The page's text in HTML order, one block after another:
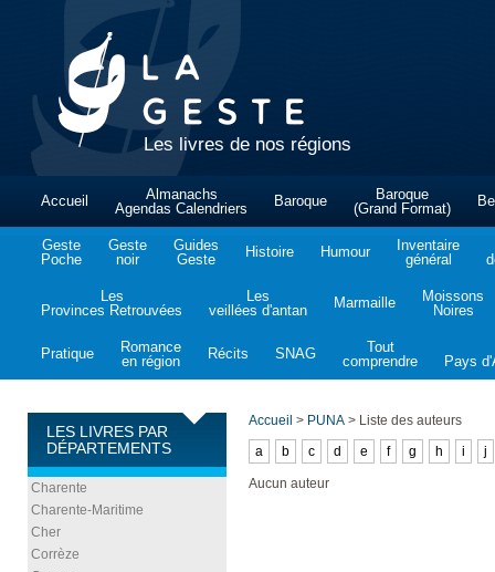
Les livres de nos régions
Accueil
Almanachs
Agendas Calendriers
Baroque
Baroque
(Grand Format)
Geste
Poche
Geste
noir
Guides
Geste
Histoire Humour
Inventaire
général
Les
Provinces Retrouvées
Les
veillées d'antan
Marmaille
Moissons
Noires
Pratique
Romance
en région
Récits SNAG
Tout
comprendre
Pays
LES LIVRES PAR
DÉPARTEMENTS
Charente
Charente-Maritime
Cher
Corrèze
Accueil > PUNA > Liste des auteurs
a
b c d e f g h i j
Aucun auteur